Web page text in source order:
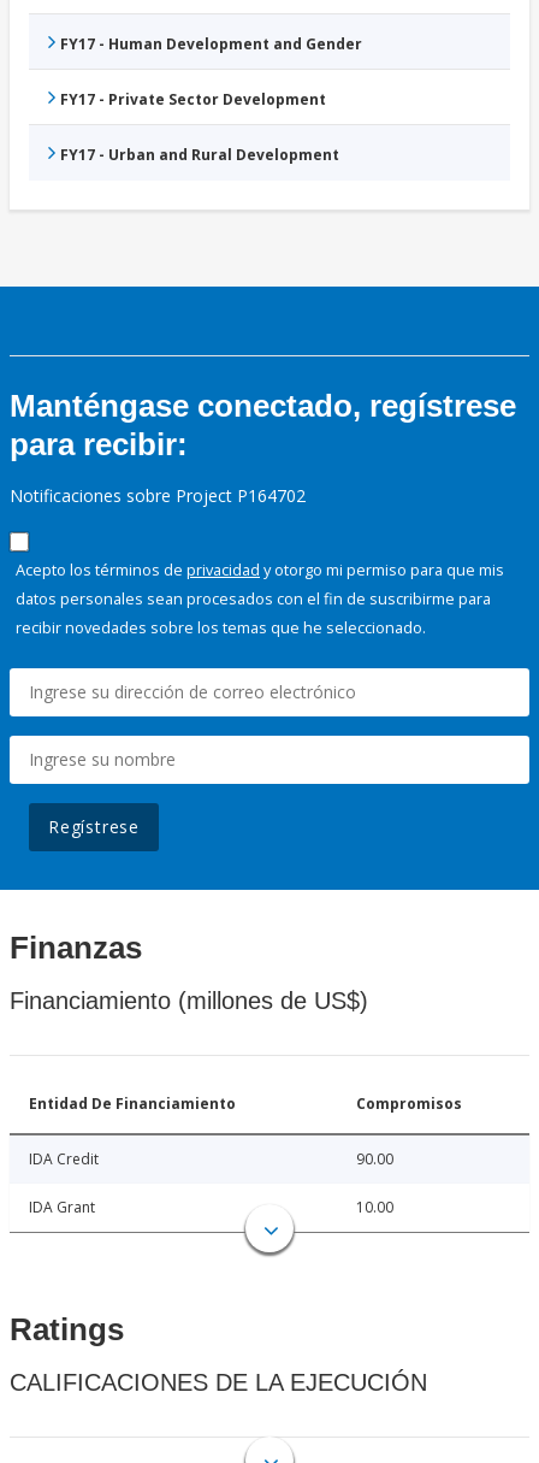
FY17 - Human Development and Gender
FY17 - Private Sector Development
FY17 - Urban and Rural Development
Manténgase conectado, regístrese
para recibir:
Notificaciones sobre Project P164702
Acepto los términos de privacidad y otorgo mi permiso para que mis
datos personales sean procesados con el fin de suscribirme para
recibir novedades sobre los temas que he seleccionado.
Regístrese
Finanzas
Financiamiento (millones de US$)
Entidad De Financiamiento Compromisos
IDA Credit 90.00
IDA Grant 10.00
Ratings
CALIFICACIONES DE LA EJECUCIÓN